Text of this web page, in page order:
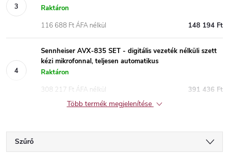
Raktáron
148 194 Ft
116 688 Ft ÁFA nélkül
Sennheiser AVX-835 SET - digitális vezeték nélküli szett
kézi mikrofonnal, teljesen automatikus
Raktáron
391 436 Ft
308 217 Ft ÁFA nélkül
Több termék megjelenítése
Szűrő